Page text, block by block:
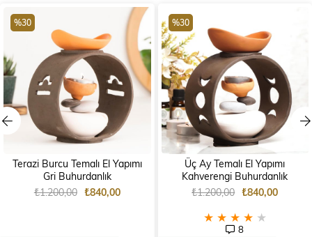
Terazi Burcu Temalı El Yapımı
Gri Buhurdanlık
₺840,00
₺1.200,00
%30
Üç Ay Temalı El Yapımı
Kahverengi Buhurdanlık
★ ★ ★ ★ ★
8
₺840,00
₺1.200,00
%30